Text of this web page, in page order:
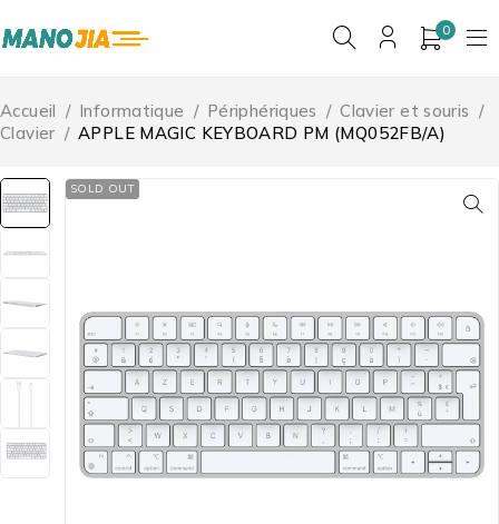
0
Accueil / Informatique / Périphériques / Clavier et souris /
Clavier / APPLE MAGIC KEYBOARD PM (MQ052FB/A)
SOLD OUT